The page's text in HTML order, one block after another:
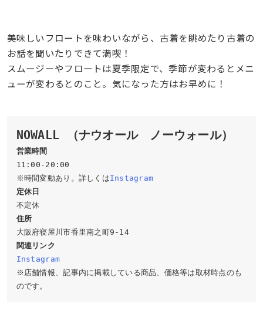
美味しいフロートを味わいながら、古着を眺めたり古着の
お話を聞いたりできて満喫！
スムージーやフロートは夏季限定で、季節が変わるとメニ
ューが変わるとのこと。気になった方はお早めに！
NOWALL （ナウオール　ノーウォール）
営業時間
11:00-20:00
※時間変動あり。詳しくはInstagram
定休日
住所
大阪府寝屋川市香里南之町9-14
関連リンク
Instagram
※店舗情報、記事内に掲載している商品、価格等は取材時点のも
のです。